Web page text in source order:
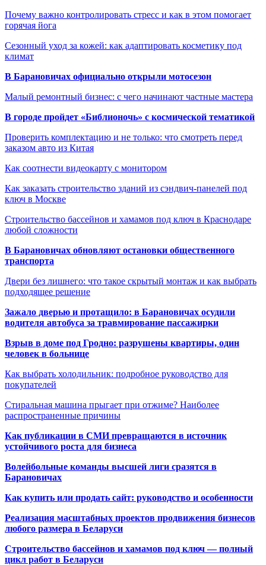
Почему важно контролировать стресс и как в этом помогает
горячая йога
Сезонный уход за кожей: как адаптировать косметику под
климат
В Барановичах официально открыли мотосезон
Малый ремонтный бизнес: с чего начинают частные мастера
В городе пройдет «Библионочь» с космической тематикой
Проверить комплектацию и не только: что смотреть перед
заказом авто из Китая
Как соотнести видеокарту с монитором
Как заказать строительство зданий из сэндвич-панелей под
ключ в Москве
Строительство бассейнов и хамамов под ключ в Краснодаре
любой сложности
В Барановичах обновляют остановки общественного
транспорта
Двери без лишнего: что такое скрытый монтаж и как выбрать
подходящее решение
Зажало дверью и протащило: в Барановичах осудили
водителя автобуса за травмирование пассажирки
Взрыв в доме под Гродно: разрушены квартиры, один
человек в больнице
Как выбрать холодильник: подробное руководство для
покупателей
Стиральная машина прыгает при отжиме? Наиболее
распространенные причины
Как публикации в СМИ превращаются в источник
устойчивого роста для бизнеса
Волейбольные команды высшей лиги сразятся в
Барановичах
Как купить или продать сайт: руководство и особенности
Реализация масштабных проектов продвижения бизнесов
любого размера в Беларуси
Строительство бассейнов и хамамов под ключ — полный
цикл работ в Беларуси